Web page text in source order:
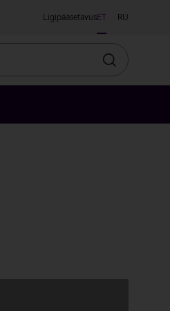
LigipääsetavusET RU
Otsin